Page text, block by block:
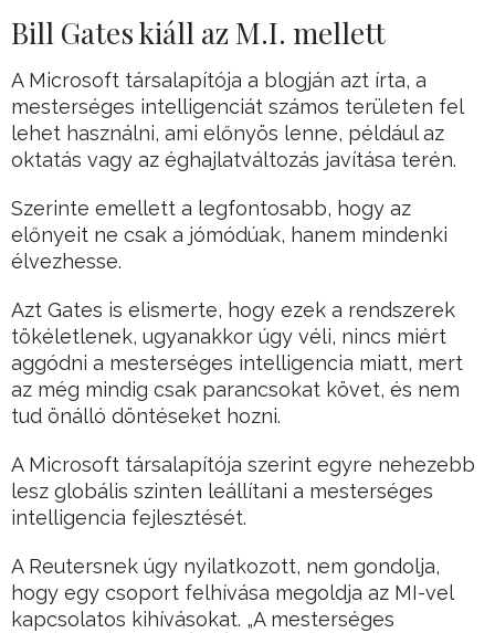
Bill Gates kiáll az M.I. mellett
A Microsoft társalapítója a blogján azt írta, a
mesterséges intelligenciát számos területen fel
lehet használni, ami előnyös lenne, például az
oktatás vagy az éghajlatváltozás javítása terén.
Szerinte emellett a legfontosabb, hogy az
előnyeit ne csak a jómódúak, hanem mindenki
élvezhesse.
Azt Gates is elismerte, hogy ezek a rendszerek
tökéletlenek, ugyanakkor úgy véli, nincs miért
aggódni a mesterséges intelligencia miatt, mert
az még mindig csak parancsokat követ, és nem
tud önálló döntéseket hozni.
A Microsoft társalapítója szerint egyre nehezebb
lesz globális szinten leállítani a mesterséges
intelligencia fejlesztését.
A Reutersnek úgy nyilatkozott, nem gondolja,
hogy egy csoport felhívása megoldja az MI-vel
kapcsolatos kihívásokat. „A mesterséges